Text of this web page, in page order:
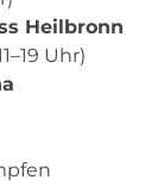
Heilbronn
Uhr)